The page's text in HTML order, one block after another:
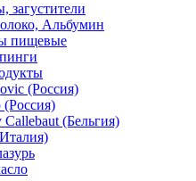
загустители
Альбумин
пищевые
(Россия)
(Бельгия)